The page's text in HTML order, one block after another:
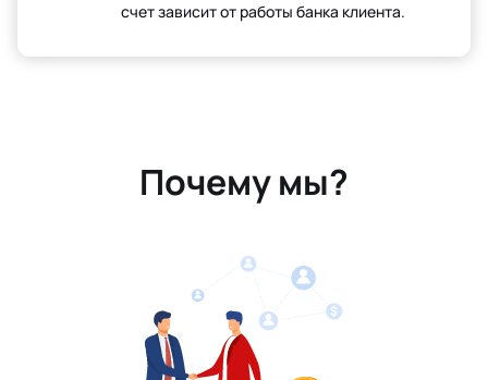
счет зависит от работы банка клиента.
Почему мы?